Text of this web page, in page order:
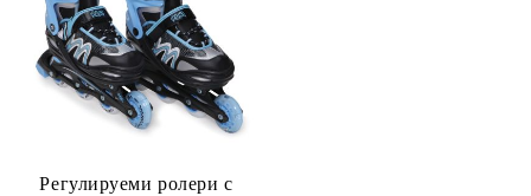
Регулируеми ролери с